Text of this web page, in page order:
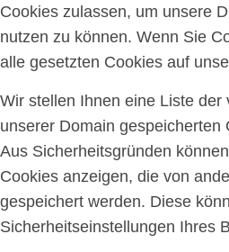
Cookies zulassen, um unsere
nutzen zu können. Wenn Sie
alle gesetzten Cookies auf
Wir stellen Ihnen eine Liste der
unserer Domain gespeicherten
Aus Sicherheitsgründen
Cookies anzeigen, die von
gespeichert werden. Diese
Sicherheitseinstellungen Ihres